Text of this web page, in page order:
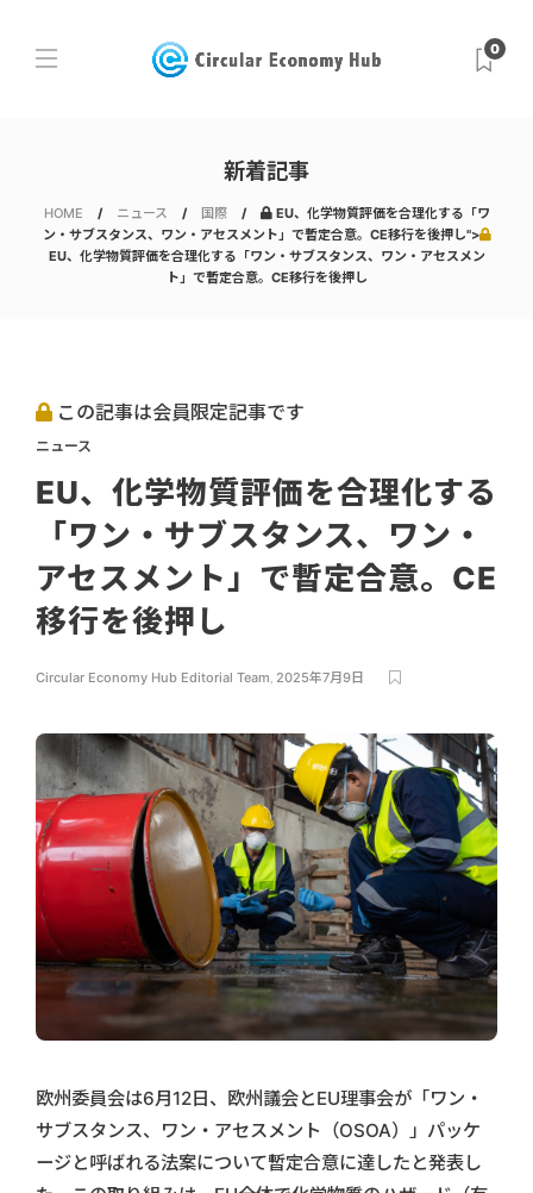
0
新着記事
HOME ニュース 国際
EU、化学物質評価を合理化する「ワ
ン・サブスタンス、ワン・アセスメント」で暫定合意。CE移行を後押し">
EU、化学物質評価を合理化する「ワン・サブスタンス、ワン・アセスメン
ト」で暫定合意。CE移行を後押し
この記事は会員限定記事です
ニュース
EU、化学物質評価を合理化する
「ワン・サブスタンス、ワン・
アセスメント」で暫定合意。CE
移行を後押し
Circular Economy Hub Editorial Team, 2025年7月9日
欧州委員会は6月12日、欧州議会とEU理事会が「ワン・
サブスタンス、ワン・アセスメント（OSOA）」パッケ
ージと呼ばれる法案について暫定合意に達したと発表し